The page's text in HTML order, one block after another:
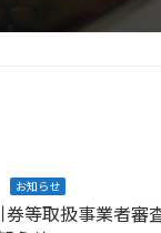
お知らせ
券等取扱事業者審